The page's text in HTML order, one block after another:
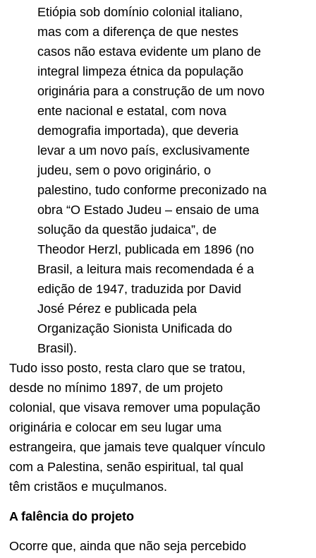
Etiópia sob domínio colonial italiano,
mas com a diferença de que nestes
casos não estava evidente um plano de
integral limpeza étnica da população
originária para a construção de um novo
ente nacional e estatal, com nova
demografia importada), que deveria
levar a um novo país, exclusivamente
judeu, sem o povo originário, o
palestino, tudo conforme preconizado na
obra “O Estado Judeu – ensaio de uma
solução da questão judaica”, de
Theodor Herzl, publicada em 1896 (no
Brasil, a leitura mais recomendada é a
edição de 1947, traduzida por David
José Pérez e publicada pela
Organização Sionista Unificada do
Brasil).
Tudo isso posto, resta claro que se tratou,
desde no mínimo 1897, de um projeto
colonial, que visava remover uma população
originária e colocar em seu lugar uma
estrangeira, que jamais teve qualquer vínculo
com a Palestina, senão espiritual, tal qual
têm cristãos e muçulmanos.
A falência do projeto
Ocorre que, ainda que não seja percebido